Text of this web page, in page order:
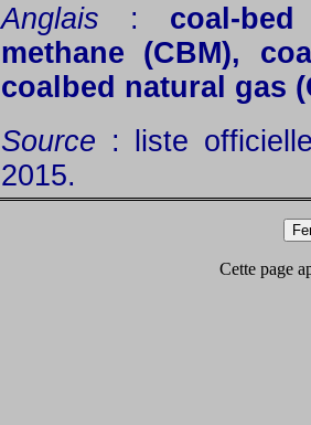
Anglais : coal-
methane (CBM),
coalbed natural gas
Source : liste
2015.
Cette page